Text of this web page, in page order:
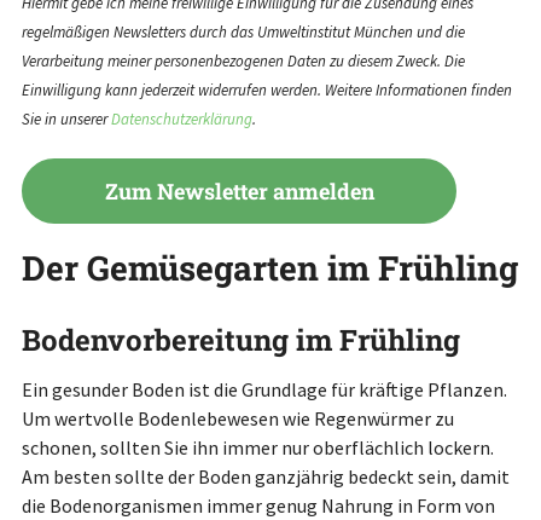
regelmäßigen Newsletters durch das Umweltinstitut München und die
Verarbeitung meiner personenbezogenen Daten zu diesem Zweck. Die
Einwilligung kann jederzeit widerrufen werden. Weitere Informationen finden
Sie in unsererDatenschutzerklärung.
Der Gemüsegarten im Frühling
Bodenvorbereitung im Frühling
Ein gesunder Boden ist die Grundlage für kräftige Pflanzen.
Um wertvolle Bodenlebewesen wie Regenwürmer zu
schonen, sollten Sie ihn immer nur oberflächlich lockern.
Am besten sollte der Boden ganzjährig bedeckt sein, damit
die Bodenorganismen immer genug Nahrung in Form von